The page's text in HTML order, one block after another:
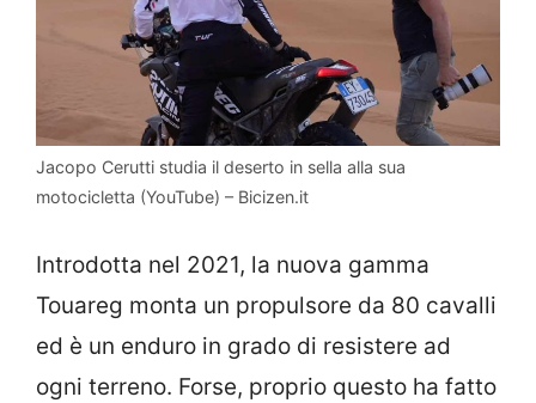
Jacopo Cerutti studia il deserto in sella alla sua
motocicletta (YouTube) – Bicizen.it
Introdotta nel 2021, la nuova gamma
Touareg monta un propulsore da 80 cavalli
ed è un enduro in grado di resistere ad
ogni terreno. Forse, proprio questo ha fatto